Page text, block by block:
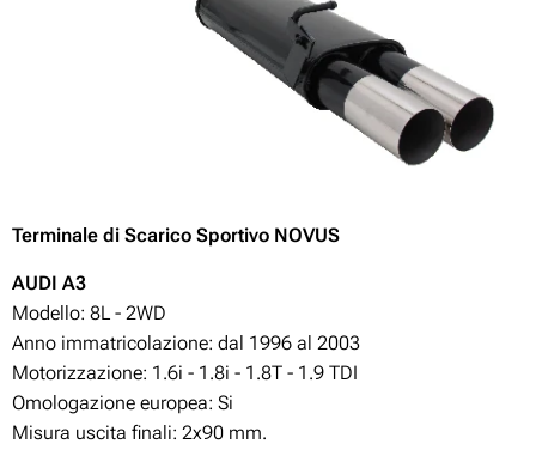
Terminale di Scarico Sportivo NOVUS
AUDI A3
Modello: 8L - 2WD
Anno immatricolazione: dal 1996 al 2003
Motorizzazione: 1.6i - 1.8i - 1.8T - 1.9 TDI
Omologazione europea: Si
Misura uscita finali: 2x90 mm.